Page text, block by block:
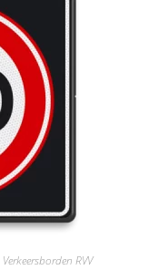
gekozen
worden
op
de
productpagina
Verkeersborden RVV